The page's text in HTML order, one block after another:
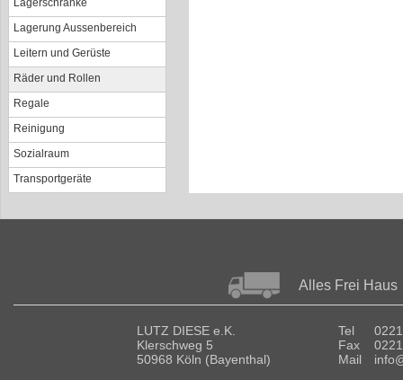
Lagerschränke
Lagerung Aussenbereich
Leitern und Gerüste
Räder und Rollen
Regale
Reinigung
Sozialraum
Transportgeräte
Alles Frei Haus
LUTZ DIESE e.K.
Klerschweg 5
50968 Köln (Bayenthal)
Tel
Fax
Mail